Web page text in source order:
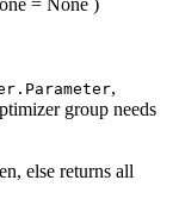
= None )
,
group needs
else returns all